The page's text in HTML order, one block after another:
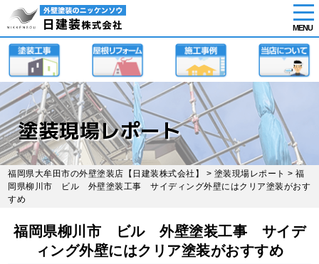
Skip
main
content
MENU
塗装現場レポート
福岡県大牟田市の外壁塗装店【日建装株式会社】 > 塗装現場レポート > 福
岡県柳川市 ビル 外壁塗装工事 サイディング外壁にはクリア塗装がおす
すめ
福岡県柳川市 ビル 外壁塗装工事 サイデ
ィング外壁にはクリア塗装がおすすめ